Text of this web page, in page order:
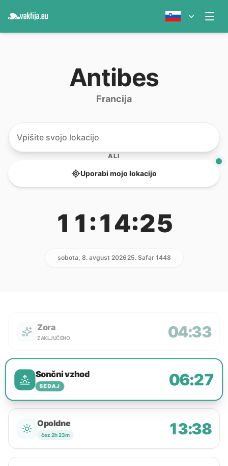
Antibes
Francija
ALI
Uporabi mojo lokacijo
11:14:25
sobota, 8. avgust 202625. Safar 1448
Zora
ZAKLJUČENO 04:33
Sončni vzhod
SEDAJ 06:27
Opoldne
čez 2h 23m 13:38